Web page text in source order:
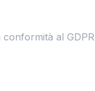
al GDPR